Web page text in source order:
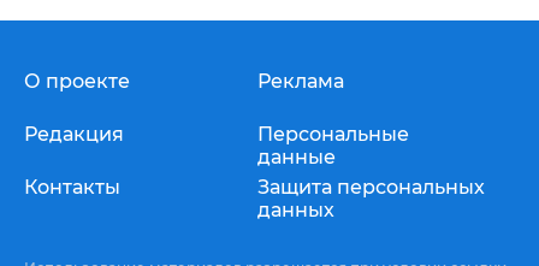
О проекте
Редакция
Контакты
Реклама
Персональные
данные
Защита персональных
данных